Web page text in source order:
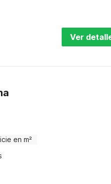
Ver
en m²